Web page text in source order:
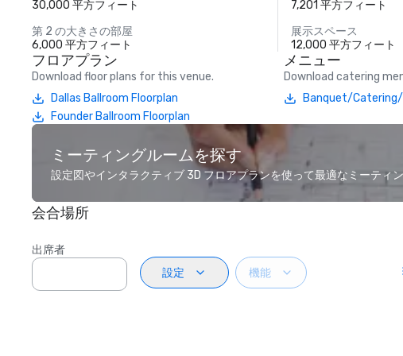
30,000 平方フィート 7,201 平方フィート
第 2 の大きさの部屋
6,000 平方フィート
展示スペース
12,000 平方フィート
フロアプラン
Download floor plans for this venue.
Dallas Ballroom Floorplan
Founder Ballroom Floorplan
メニュー
Download catering
Banquet/Catering/
ミーティングルームを探す
設定図やインタラクティブ 3D フロアプランを使って最適なミーティ
会合場所
出席者
設定
機能